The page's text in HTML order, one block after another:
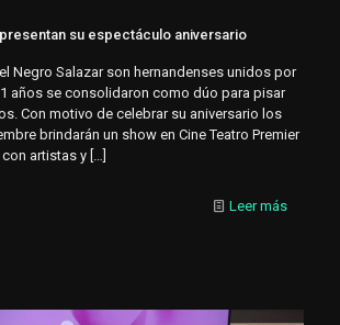
su espectáculo aniversario
Negro Salazar son hernandenses unidos por
años se consolidaron como dúo para pisar
Con motivo de celebrar su aniversario los
brindarán un show en Cine Teatro Premier
artistas y […]
Leer más